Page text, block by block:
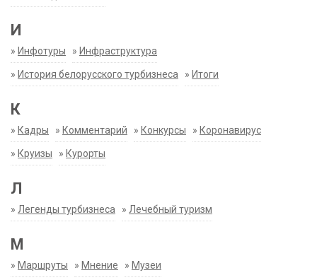
И
» Инфотуры » Инфраструктура
» История белорусского турбизнеса » Итоги
К
» Кадры » Комментарий » Конкурсы » Коронавирус
» Круизы » Курорты
Л
» Легенды турбизнеса » Лечебный туризм
М
» Маршруты » Мнение » Музеи